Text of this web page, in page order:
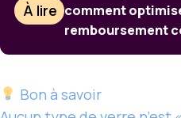
À lire comment
remboursement
Bon à savoir